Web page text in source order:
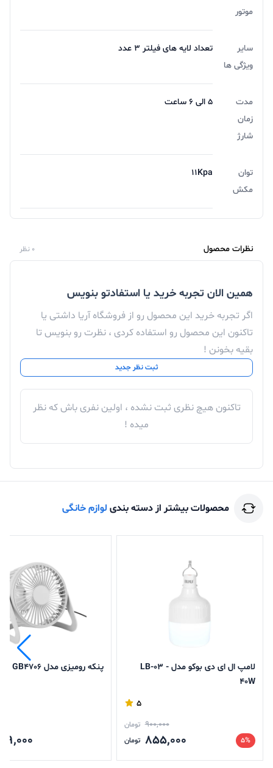
موتور
سایر
ویژگی ها
تعداد لایه های فیلتر 3 عدد
مدت
زمان
شارژ
5 الی 6 ساعت
توان
مکش
11Kpa
نظرات محصول 0 نظر
همین الان تجربه خرید یا استفادتو بنویس
اگر تجربه خرید این محصول رو از فروشگاه آریا داشتی یا
تاکنون این محصول رو استفاده کردی ، نظرت رو بنویس تا
بقیه بخونن !
ثبت نظر جدید
تاکنون هیچ نظری ثبت نشده ، اولین نفری باش که نظر
میده !
محصولات بیشتر از دسته بندی لوازم خانگی
لامپ ال ای دی بوکو مدل - LB-03
40W
5
900,000 تومان
5%
855,000 تومان
پنکه رومیزی مدل GB4706